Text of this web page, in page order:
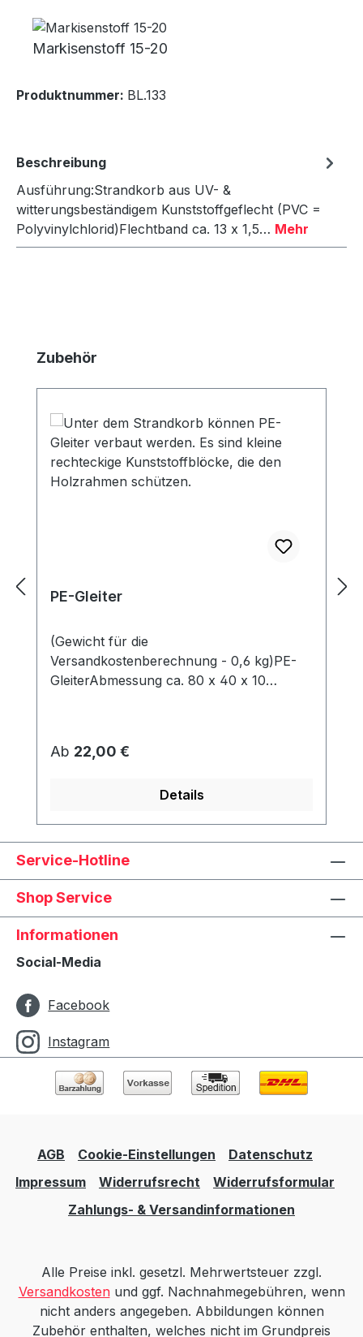
Markisenstoff 15-20
Produktnummer: BL.133
Beschreibung
Ausführung:Strandkorb aus UV- &
witterungsbeständigem Kunststoffgeflecht (PVC =
Polyvinylchlorid)Flechtband ca. 13 x 1,5… Mehr
Produktgalerie überspringen
Zubehör
PE-Gleiter
(Gewicht für die
Versandkostenberechnung - 0,6 kg)PE-
GleiterAbmessung ca. 80 x 40 x 10
Regulärer Preis:
Ab 22,00 €
Details
Service-Hotline
Shop Service
Informationen
Social-Media
Facebook
Instagram
AGB Cookie-Einstellungen
Datenschutz
Impressum
Widerrufsrecht
Widerrufsformular
Zahlungs- & Versandinformationen
Alle Preise inkl. gesetzl. Mehrwertsteuer zzgl.
Versandkostenund ggf. Nachnahmegebühren, wenn
nicht anders angegeben. Abbildungen können
Zubehör enthalten, welches nicht im Grundpreis